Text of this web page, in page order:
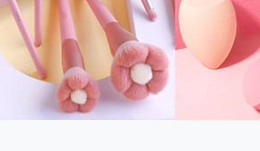
操控體驗 GravaStar Mercury K1 系列
椅子軍師！MSI MPG 491CQP QD-
的防護來囉！ imos 首家導入 UL MCV
爽帶回家 歡慶 EaseUS 21 週年到來，
Qi2認證的 ONPRO MagReact MXs2
AnyGo全新升級，GO Fest 五折優惠嗨